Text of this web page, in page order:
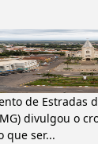
de Estradas
MG) divulgou o
que ser...